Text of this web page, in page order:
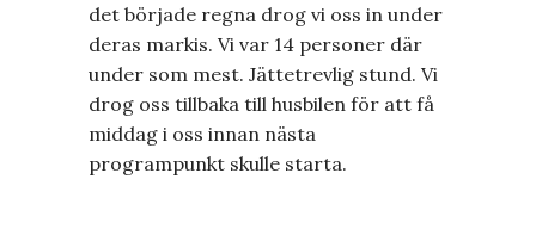
det började regna drog vi oss in under
deras markis. Vi var 14 personer där
under som mest. Jättetrevlig stund. Vi
drog oss tillbaka till husbilen för att få
middag i oss innan nästa
programpunkt skulle starta.